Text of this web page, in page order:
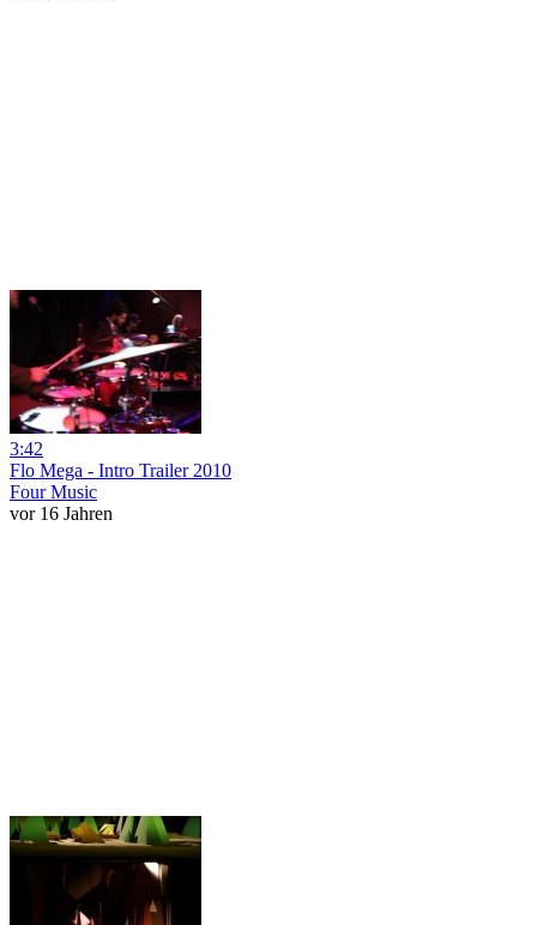
3:42
Flo Mega - Intro Trailer 2010
Four Music
vor 16 Jahren